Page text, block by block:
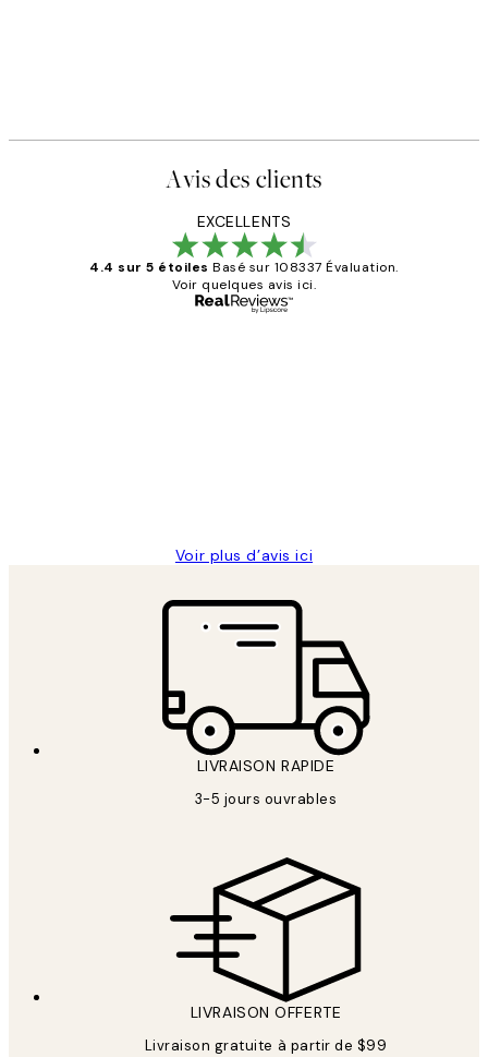
Avis des clients
EXCELLENTS
4.4 sur 5 étoiles Basé sur 108337 Évaluation.
Voir quelques avis ici.
Voir plus d’avis ici
LIVRAISON RAPIDE
3-5 jours ouvrables
LIVRAISON OFFERTE
Livraison gratuite à partir de $99